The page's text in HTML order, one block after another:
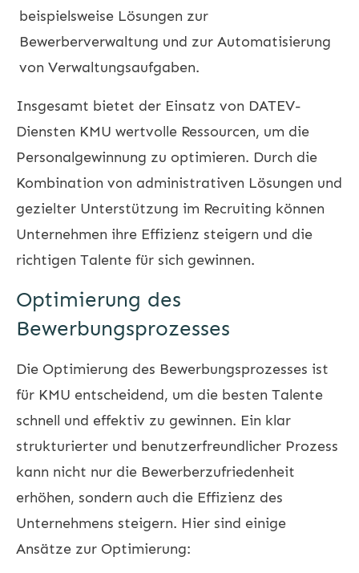
beispielsweise Lösungen zur
Bewerberverwaltung und zur Automatisierung
von Verwaltungsaufgaben.
Insgesamt bietet der Einsatz von DATEV-
Diensten KMU wertvolle Ressourcen, um die
Personalgewinnung zu optimieren. Durch die
Kombination von administrativen Lösungen und
gezielter Unterstützung im Recruiting können
Unternehmen ihre Effizienz steigern und die
richtigen Talente für sich gewinnen.
Optimierung des
Bewerbungsprozesses
Die Optimierung des Bewerbungsprozesses ist
für KMU entscheidend, um die besten Talente
schnell und effektiv zu gewinnen. Ein klar
strukturierter und benutzerfreundlicher Prozess
kann nicht nur die Bewerberzufriedenheit
erhöhen, sondern auch die Effizienz des
Unternehmens steigern. Hier sind einige
Ansätze zur Optimierung: